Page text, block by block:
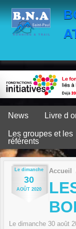
News Livre d
Les groupes et les
référents
Le dimanche
30
AOÛT 2020
Accueil
Le dimanche 30 août